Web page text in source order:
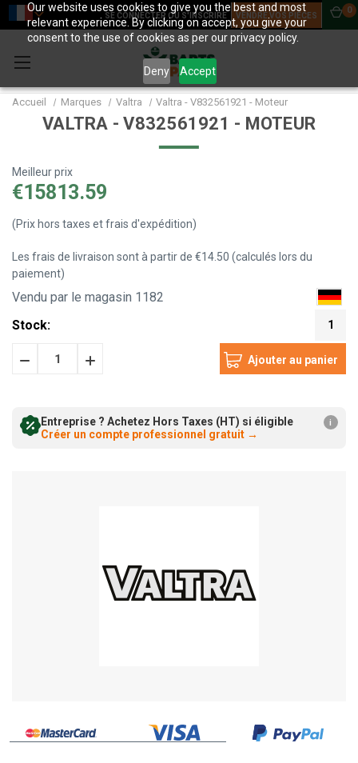
Our website uses cookies to give you the best and most
relevant experience. By clicking on accept, you give your
consent to the use of cookies as per our privacy policy.
Deny Accept
SE CONNECTER OU S'INSCRIRE VENDRE VOS PIÈCES
0
Accueil Marques Valtra Valtra - V832561921 - Moteur
VALTRA - V832561921 - MOTEUR
Meilleur prix
€15813.59
(Prix hors taxes et frais d'expédition)
Les frais de livraison sont à partir de €14.50 (calculés lors du
paiement)
Vendu par le magasin 1182
Stock:
1
Diminuer
quantité:
Augmenter
quantité:
Entreprise ? Achetez Hors Taxes (HT) si éligible
Créer un compte professionnel gratuit →
i